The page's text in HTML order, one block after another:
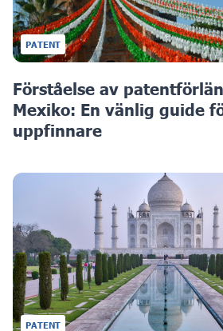
PATENT
Förståelse av
Mexiko: En vänlig guide
uppfinnare
PATENT